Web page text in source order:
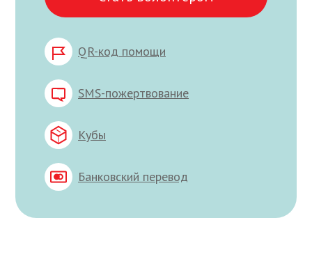
QR-код помощи
SMS-пожертвование
Кубы
Банковский перевод